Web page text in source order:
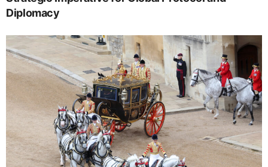
Diplomacy